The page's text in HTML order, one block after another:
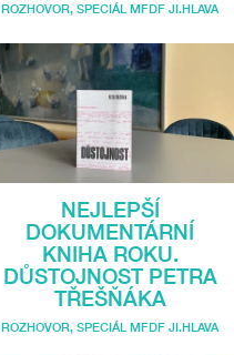
ROZHOVOR, SPECIÁL MFDF JI.HLAVA
NEJLEPŠÍ
DOKUMENTÁRNÍ
KNIHA ROKU.
DŮSTOJNOST PETRA
TŘEŠŇÁKA
ROZHOVOR, SPECIÁL MFDF JI.HLAVA